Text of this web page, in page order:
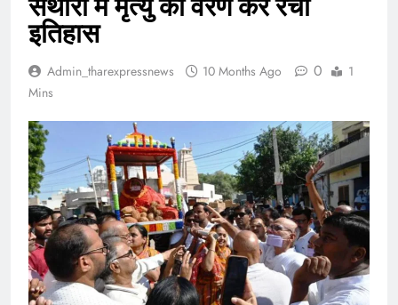
संथारा में मृत्यु का वरण कर रचा
इतिहास
Admin_tharexpressnews 10 Months Ago 0
1
Mins